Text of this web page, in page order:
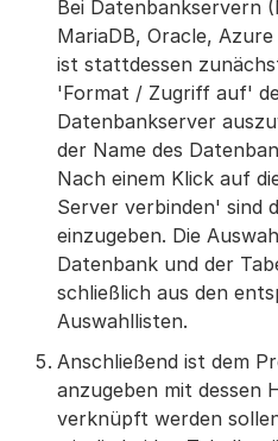
Bei Datenbankservern
MariaDB, Oracle,
ist stattdessen
'Format / Zugriff auf'
Datenbankserver
der Name des
Nach einem Klick auf
Server verbinden' sind
einzugeben. Die
Datenbank und der
schließlich aus den
Auswahllisten.
Anschließend ist dem
anzugeben mit dessen
verknüpft werden